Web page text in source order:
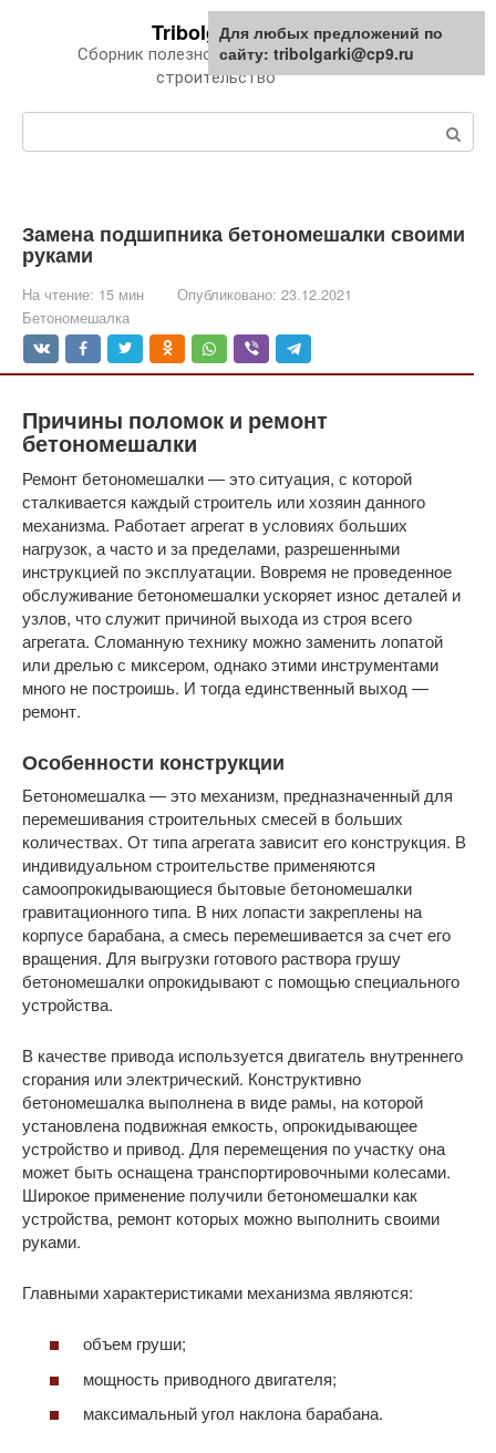
Tribolgarki.ru
Сборник полезной информации про
строительство
Замена подшипника бетономешалки своими
руками
На чтение: 15 мин Опубликовано: 23.12.2021
Бетономешалка
Причины поломок и ремонт
бетономешалки
Ремонт бетономешалки — это ситуация, с которой
сталкивается каждый строитель или хозяин данного
механизма. Работает агрегат в условиях больших
нагрузок, а часто и за пределами, разрешенными
инструкцией по эксплуатации. Вовремя не проведенное
обслуживание бетономешалки ускоряет износ деталей и
узлов, что служит причиной выхода из строя всего
агрегата. Сломанную технику можно заменить лопатой
или дрелью с миксером, однако этими инструментами
много не построишь. И тогда единственный выход —
ремонт.
Особенности конструкции
Бетономешалка — это механизм, предназначенный для
перемешивания строительных смесей в больших
количествах. От типа агрегата зависит его конструкция. В
индивидуальном строительстве применяются
самоопрокидывающиеся бытовые бетономешалки
гравитационного типа. В них лопасти закреплены на
корпусе барабана, а смесь перемешивается за счет его
вращения. Для выгрузки готового раствора грушу
бетономешалки опрокидывают с помощью специального
устройства.
В качестве привода используется двигатель внутреннего
сгорания или электрический. Конструктивно
бетономешалка выполнена в виде рамы, на которой
установлена подвижная емкость, опрокидывающее
устройство и привод. Для перемещения по участку она
может быть оснащена транспортировочными колесами.
Широкое применение получили бетономешалки как
устройства, ремонт которых можно выполнить своими
руками.
Главными характеристиками механизма являются:
объем груши;
мощность приводного двигателя;
максимальный угол наклона барабана.
Для любых предложений по
сайту: tribolgarki@cp9.ru